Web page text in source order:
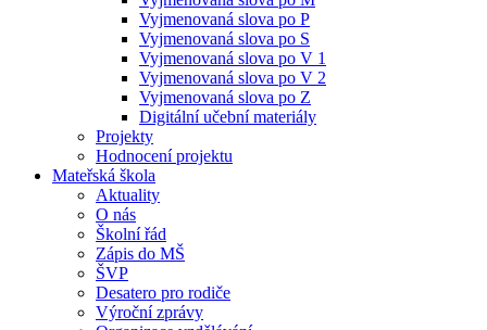
Vyjmenovaná slova po P
Vyjmenovaná slova po S
Vyjmenovaná slova po V 1
Vyjmenovaná slova po V 2
Vyjmenovaná slova po Z
Digitální učební materiály
Projekty
Hodnocení projektu
Mateřská škola
Aktuality
O nás
Školní řád
Zápis do MŠ
ŠVP
Desatero pro rodiče
Výroční zprávy